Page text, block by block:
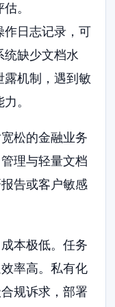
。
作日志记录，可
统缺少文档水
露机制，遇到敏
。
松的金融业务
理与轻量文档
告或客户敏感
本极低。任务
率高。私有化
规诉求，部署